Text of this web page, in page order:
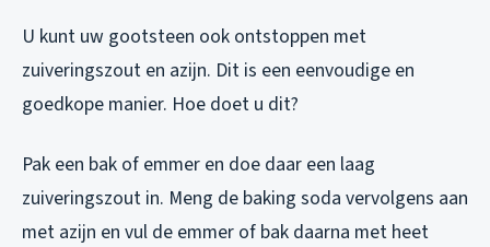
U kunt uw gootsteen ook ontstoppen met
zuiveringszout en azijn. Dit is een eenvoudige en
goedkope manier. Hoe doet u dit?
Pak een bak of emmer en doe daar een laag
zuiveringszout in. Meng de baking soda vervolgens aan
met azijn en vul de emmer of bak daarna met heet